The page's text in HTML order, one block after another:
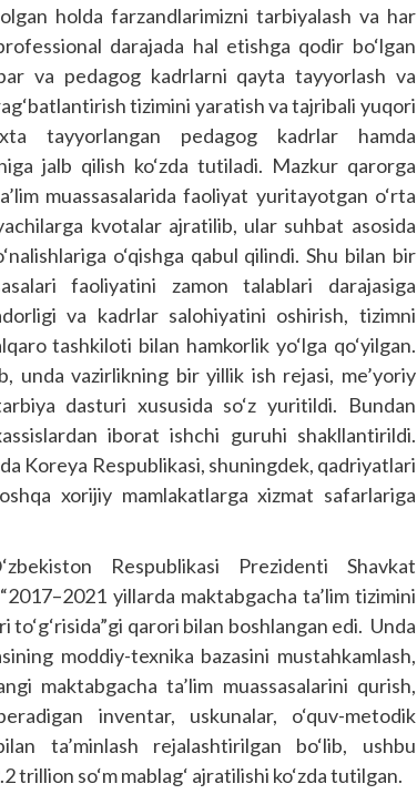
holda farzandlarimizni tarbiyalash va har
darajada hal etishga qodir bo‘lgan
va pedagog kadrlarni qayta tayyorlash va
tizimini yaratish va tajribali yuqori
tayyorlangan pedagog kadrlar hamda
jalb qilish ko‘zda tutiladi. Mazkur qarorga
muassasalarida faoliyat yuritayotgan o‘rta
kvotalar ajratilib, ular suhbat asosida
o‘qishga qabul qilindi. Shu bilan bir
faoliyatini zamon talablari darajasiga
va kadrlar salohiyatini oshirish, tizimni
tashkiloti bilan hamkorlik yo‘lga qo‘yilgan.
unda vazirlikning bir yillik ish rejasi, me’yoriy
dasturi xususida so‘z yuritildi. Bundan
iborat ishchi guruhi shakllantirildi.
Koreya Respublikasi, shuningdek, qadriyatlari
xorijiy mamlakatlarga xizmat safarlariga
Respublikasi Prezidenti Shavkat
yillarda maktabgacha ta’lim tizimini
qarori bilan boshlangan edi. Unda
moddiy-texnika bazasini mustahkamlash,
maktabgacha ta’lim muassasalarini qurish,
inventar, uskunalar, o‘quv-metodik
ta’minlash rejalashtirilgan bo‘lib, ushbu
trillion so‘m mablag‘ ajratilishi ko‘zda tutilgan.